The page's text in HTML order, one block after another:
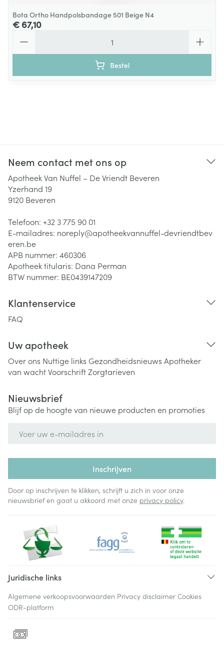
Bota Ortho Handpolsbandage 501 Beige N4
€ 67,10
Bestel
Neem contact met ons op
Apotheek Van Nuffel – De Vriendt Beveren
Yzerhand 19
9120 Beveren
Telefoon: +32 3 775 90 01
E-mailadres: noreply@apotheekvannuffel-devriendtbev
eren.be
APB nummer: 460306
Apotheek titularis: Dana Perman
BTW nummer: BE0439147209
Klantenservice
FAQ
Uw apotheek
Over ons Nuttige links Gezondheidsnieuws Apotheker
van wachtVoorschriftZorgtarieven
Nieuwsbrief
Blijf op de hoogte van nieuwe producten en promoties
Inschrijven
Door op inschrijven te klikken, schrijft u zich in voor onze
nieuwsbrief en gaat u akkoord met onze privacy policy.
Juridische links
Algemene verkoopsvoorwaarden Privacy disclaimer Cookies
ODR-platform